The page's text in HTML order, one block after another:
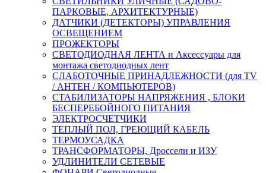
ПАРКОВЫЕ, АРХИТЕКТУРНЫЕ)
ДАТЧИКИ (ДЕТЕКТОРЫ) УПРАВЛЕНИЯ
ОСВЕЩЕНИЕМ
ПРОЖЕКТОРЫ
СВЕТОДИОДНАЯ ЛЕНТА и Аксессуары для
монтажа светодиодных лент
СЛАБОТОЧНЫЕ ПРИНАДЛЕЖНОСТИ (для TV
/ АНТЕН / КОМПЬЮТЕРОВ)
СТАБИЛИЗАТОРЫ НАПРЯЖЕНИЯ , БЛОКИ
БЕСПЕРЕБОЙНОГО ПИТАНИЯ
ЭЛЕКТРОСЧЕТЧИКИ
ТЕПЛЫЙ ПОЛ, ГРЕЮЩИЙ КАБЕЛЬ
ТЕРМОУСАДКА
ТРАНСФОРМАТОРЫ, Дроссели и ИЗУ
УДЛИНИТЕЛИ СЕТЕВЫЕ